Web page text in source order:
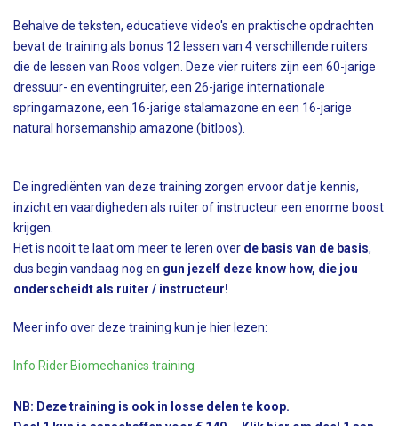
Behalve de teksten, educatieve video's en praktische opdrachten
bevat de training als bonus 12 lessen van 4 verschillende ruiters
die de lessen van Roos volgen. Deze vier ruiters zijn een 60-jarige
dressuur- en eventingruiter, een 26-jarige internationale
springamazone, een 16-jarige stalamazone en een 16-jarige
natural horsemanship amazone (bitloos).
De ingrediënten van deze training zorgen ervoor dat je kennis,
inzicht en vaardigheden als ruiter of instructeur een enorme boost
krijgen.
Het is nooit te laat om meer te leren over de basis van de basis,
dus begin vandaag nog en gun jezelf deze know how, die jou
onderscheidt als ruiter / instructeur!
Meer info over deze training kun je hier lezen:
Info Rider Biomechanics training
NB: Deze training is ook in losse delen te koop.